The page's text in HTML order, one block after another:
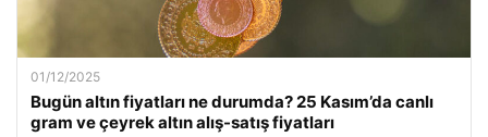
01/12/2025
Bugün altın fiyatları ne durumda? 25 Kasım’da canlı
gram ve çeyrek altın alış-satış fiyatları